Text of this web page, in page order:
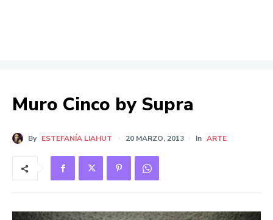
Muro Cinco by Supra
By ESTEFANÍA LIAHUT 20 MARZO, 2013 In ARTE